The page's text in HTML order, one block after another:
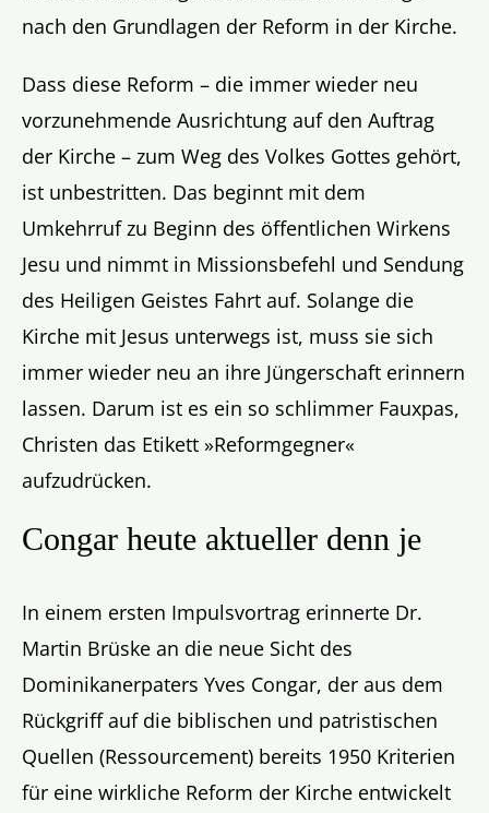
nach den Grundlagen der Reform in der Kirche.
Dass diese Reform – die immer wieder neu
vorzunehmende Ausrichtung auf den Auftrag
der Kirche – zum Weg des Volkes Gottes gehört,
ist unbestritten. Das beginnt mit dem
Umkehrruf zu Beginn des öffentlichen Wirkens
Jesu und nimmt in Missionsbefehl und Sendung
des Heiligen Geistes Fahrt auf. Solange die
Kirche mit Jesus unterwegs ist, muss sie sich
immer wieder neu an ihre Jüngerschaft erinnern
lassen. Darum ist es ein so schlimmer Fauxpas,
Christen das Etikett »Reformgegner«
aufzudrücken.
Congar heute aktueller denn je
In einem ersten Impulsvortrag erinnerte Dr.
Martin Brüske an die neue Sicht des
Dominikanerpaters Yves Congar, der aus dem
Rückgriff auf die biblischen und patristischen
Quellen (Ressourcement) bereits 1950 Kriterien
für eine wirkliche Reform der Kirche entwickelt